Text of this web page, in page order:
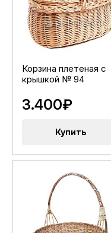
Корзина плетеная с
крышкой № 94
3.400₽
Купить